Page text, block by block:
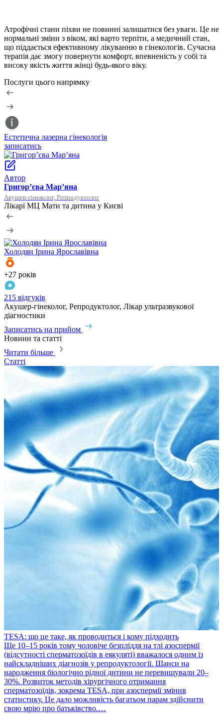
Атрофічні стани піхви не повинні залишатися без уваги. Це не
нормальні зміни з віком, які варто терпіти, а медичний стан,
що піддається ефективному лікуванню в гінекологів. Сучасна
терапія дає змогу повернути комфорт, впевненість у собі та
високу якість життя жінці будь-якого віку.
Послуги цього напрямку
Естетична лазерна гінекологія
записатись
Автор
Григор’єва Мар’яна
Акушер-гінеколог, Репродуктолог
Лікарі МЦ Мати та дитина у Києві
Холодян Ірина Ярославівна
+27 років
215 відгуків
Акушер-гінеколог, Репродуктолог, Лікар ультразвукової
діагностики
Записатись на прийом
Новини та статті
Читати більше
Статті
TESA: що це таке, як проводиться і кому підходить
​Ще 10–15 років тому чоловіче безпліддя на тлі азоспермії
(відсутності сперматозоїдів в еякуляті) вважалося одним із
найскладніших діагнозів у репродуктології. Шанси на
народження біологічно рідної дитини не перевищували 20–
30%. Розвиток методів хірургічного отримання
сперматозоїдів, зокрема TESA, при азоспермії змінив
статистику. Це дало можливість багатьом парам здійснити
свою мрію про батьківство.…